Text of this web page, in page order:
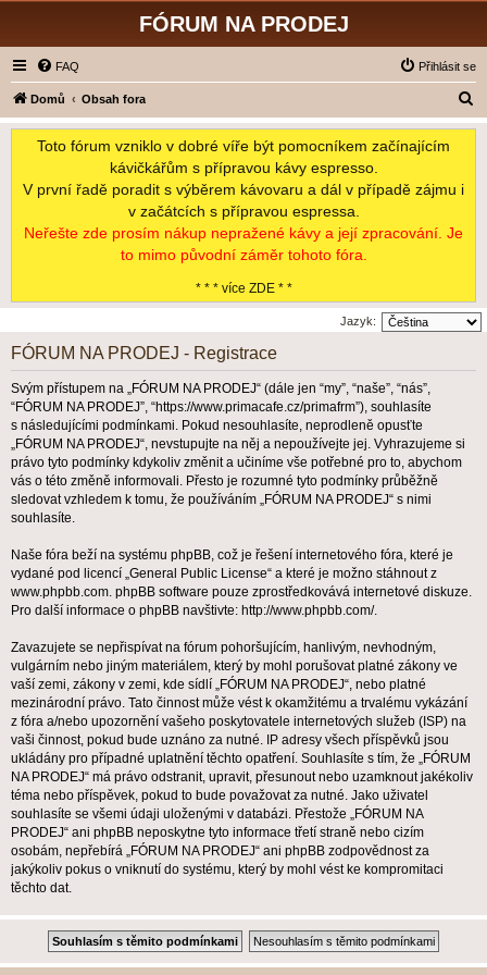
FÓRUM NA PRODEJ
FAQ Přihlásit se
Domů Obsah fora
l
Toto fórum vzniklo v dobré víře být pomocníkem začínajícím
kávičkářům s přípravou kávy espresso.
V první řadě poradit s výběrem kávovaru a dál v případě zájmu i
v začátcích s přípravou espressa.
Neřešte zde prosím nákup nepražené kávy a její zpracování. Je
to mimo původní záměr tohoto fóra.
* * * více ZDE * *
Jazyk:
FÓRUM NA PRODEJ - Registrace
Svým přístupem na „FÓRUM NA PRODEJ“ (dále jen “my”, “naše”, “nás”,
“FÓRUM NA PRODEJ”, “https://www.primacafe.cz/primafrm”), souhlasíte
s následujícími podmínkami. Pokud nesouhlasíte, neprodleně opusťte
„FÓRUM NA PRODEJ“, nevstupujte na něj a nepoužívejte jej. Vyhrazujeme si
právo tyto podmínky kdykoliv změnit a učiníme vše potřebné pro to, abychom
vás o této změně informovali. Přesto je rozumné tyto podmínky průběžně
sledovat vzhledem k tomu, že používáním „FÓRUM NA PRODEJ“ s nimi
souhlasíte.
Naše fóra beží na systému phpBB, což je řešení internetového fóra, které je
vydané pod licencí „General Public License“ a které je možno stáhnout z
www.phpbb.com. phpBB software pouze zprostředkovává internetové diskuze.
Pro další informace o phpBB navštivte: http://www.phpbb.com/.
Zavazujete se nepřispívat na fórum pohoršujícím, hanlivým, nevhodným,
vulgárním nebo jiným materiálem, který by mohl porušovat platné zákony ve
vaší zemi, zákony v zemi, kde sídlí „FÓRUM NA PRODEJ“, nebo platné
mezinárodní právo. Tato činnost může vést k okamžitému a trvalému vykázání
z fóra a/nebo upozornění vašeho poskytovatele internetových služeb (ISP) na
vaši činnost, pokud bude uznáno za nutné. IP adresy všech příspěvků jsou
ukládány pro případné uplatnění těchto opatření. Souhlasíte s tím, že „FÓRUM
NA PRODEJ“ má právo odstranit, upravit, přesunout nebo uzamknout jakékoliv
téma nebo příspěvek, pokud to bude považovat za nutné. Jako uživatel
souhlasíte se všemi údaji uloženými v databázi. Přestože „FÓRUM NA
PRODEJ“ ani phpBB neposkytne tyto informace třetí straně nebo cizím
osobám, nepřebírá „FÓRUM NA PRODEJ“ ani phpBB zodpovědnost za
jakýkoliv pokus o vniknutí do systému, který by mohl vést ke kompromitaci
těchto dat.